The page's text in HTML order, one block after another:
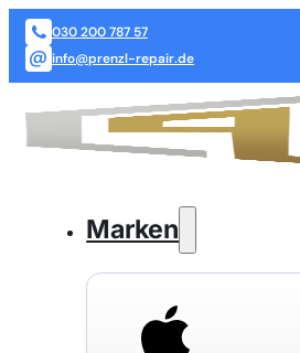
030 200 787 57
info@prenzl-repair.de
Marken